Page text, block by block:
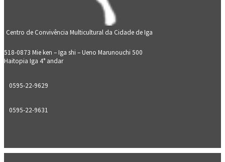
Centro de Convivência Multicultural da Cidade de Iga
518-0873 Mie ken – Iga shi – Ueno Marunouchi 500
Haitopia Iga 4° andar
0595-22-9629
0595-22-9631